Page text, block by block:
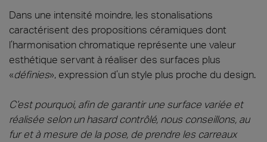
Dans une intensité moindre, les stonalisations
caractérisent des propositions céramiques dont
l’harmonisation chromatique représente une valeur
esthétique servant à réaliser des surfaces plus
«définies», expression d’un style plus proche du design.
C’est pourquoi, afin de garantir une surface variée et
réalisée selon un hasard contrôlé, nous conseillons, au
fur et à mesure de la pose, de prendre les carreaux